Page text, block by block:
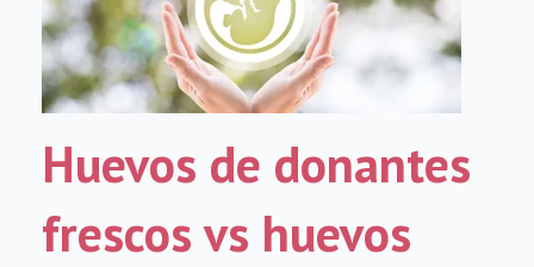
Huevos de donantes
frescos vs huevos